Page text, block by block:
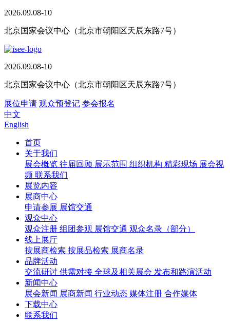
2026.09.08-10
北京国家会议中心（北京市朝阳区天辰东路7号）
2026.09.08-10
北京国家会议中心（北京市朝阳区天辰东路7号）
展位申请 观众预登记 参会报名
中文
English
首页
关于我们
展会概览 往届回顾 展示范围 组织机构 精彩现场 展会视
频 联系我们
展览内容
展商中心
申请参展 展馆交通
观众中心
观众注册 组团参观 展馆交通 观众名录（部分）
线上展厅
按展商检索 按展品检索 展商名录
品牌活动
交流研讨 供需对接 全球及相关展会 发布和路演活动
新闻中心
展会新闻 展商新闻 行业动态 媒体注册 合作媒体
下载中心
联系我们